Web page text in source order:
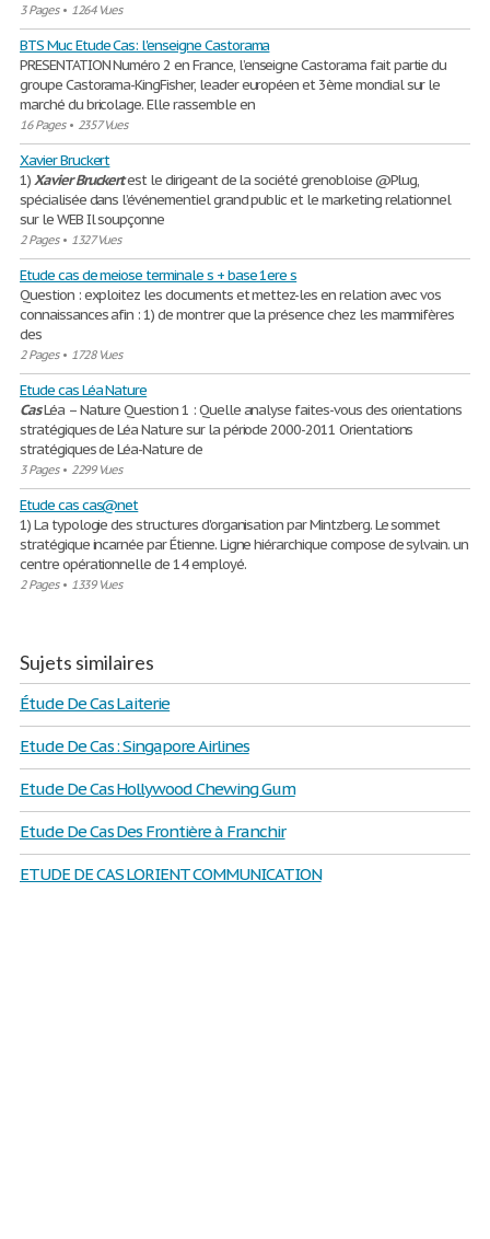
3 Pages• 1264 Vues
BTS Muc Etude Cas: l'enseigne Castorama
PRESENTATION Numéro 2 en France, l’enseigne Castorama fait partie du
groupe Castorama-KingFisher, leader européen et 3ème mondial sur le
marché du bricolage. Elle rassemble en
16 Pages• 2357 Vues
Xavier Bruckert
1)XavierBruckertest le dirigeant de la société grenobloise @Plug,
spécialisée dans l’événementiel grand public et le marketing relationnel
sur le WEB Il soupçonne
2 Pages• 1327 Vues
Etude cas de meiose terminale s + base 1ere s
Question : exploitez les documents et mettez-les en relation avec vos
connaissances afin : 1) de montrer que la présence chez les mammifères
des
2 Pages• 1728 Vues
Etude cas Léa Nature
CasLéa – Nature Question 1 : Quelle analyse faites-vous des orientations
stratégiques de Léa Nature sur la période 2000-2011 Orientations
stratégiques de Léa-Nature de
3 Pages• 2299 Vues
Etude cas cas@net
1) La typologie des structures d'organisation par Mintzberg. Le sommet
stratégique incarnée par Étienne. Ligne hiérarchique compose de sylvain. un
centre opérationnelle de 14 employé.
2 Pages• 1339 Vues
Sujets similaires
Étude De Cas Laiterie
Etude De Cas : Singapore Airlines
Etude De Cas Hollywood Chewing Gum
Etude De Cas Des Frontière à Franchir
ETUDE DE CAS LORIENT COMMUNICATION